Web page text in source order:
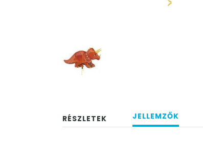
RÉSZLETEK JELLEMZŐK